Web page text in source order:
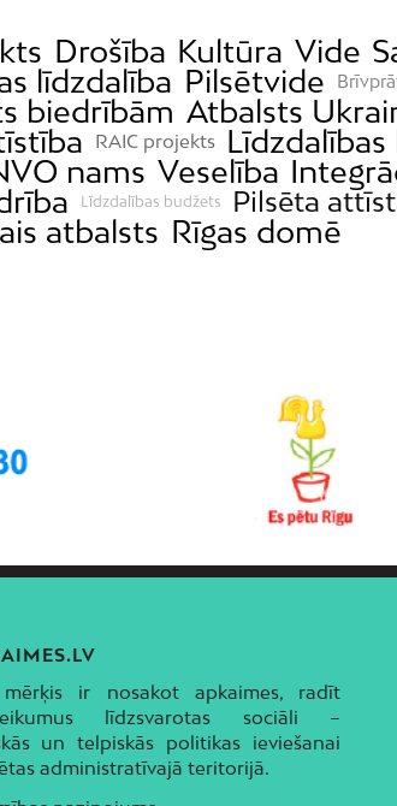
Drošība Kultūra Vide
līdzdalība Pilsētvide
biedrībām Atbalsts
RAIC projekts
nams Veselība
Līdzdalības budžets Pilsēta
atbalsts Rīgas domē
mērķis ir nosakot apkaimes, radīt
līdzsvarotas sociāli –
un telpiskās politikas ieviešanai
administratīvajā teritorijā.